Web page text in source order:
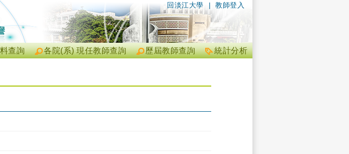
| 教師登入
回淡江大學
統計分析
歷屆教師查詢
各院(系) 現任教師查詢
查詢